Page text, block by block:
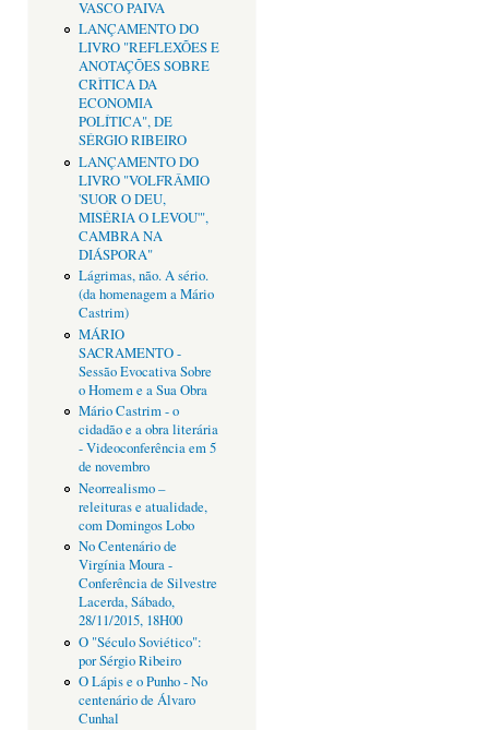
VASCO PAIVA
LANÇAMENTO DO
LIVRO "REFLEXÕES E
ANOTAÇÕES SOBRE
CRÌTICA DA
ECONOMIA
POLÍTICA", DE
SÉRGIO RIBEIRO
LANÇAMENTO DO
LIVRO "VOLFRÂMIO
'SUOR O DEU,
MISÉRIA O LEVOU'",
CAMBRA NA
DIÁSPORA"
Lágrimas, não. A sério.
(da homenagem a Mário
Castrim)
MÁRIO
SACRAMENTO -
Sessão Evocativa Sobre
o Homem e a Sua Obra
Mário Castrim - o
cidadão e a obra literária
- Videoconferência em 5
de novembro
Neorrealismo –
releituras e atualidade,
com Domingos Lobo
No Centenário de
Virgínia Moura -
Conferência de Silvestre
Lacerda, Sábado,
28/11/2015, 18H00
O "Século Soviético":
por Sérgio Ribeiro
O Lápis e o Punho - No
centenário de Álvaro
Cunhal